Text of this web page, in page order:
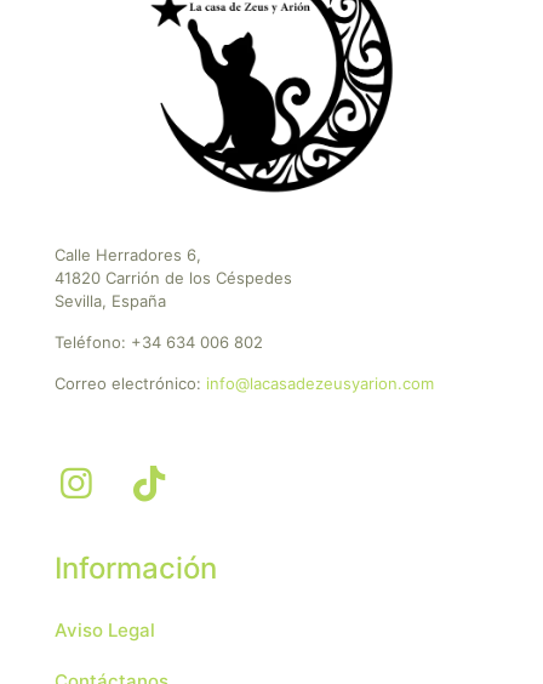
Calle Herradores 6,
41820 Carrión de los Céspedes
Sevilla, España
Teléfono: +34 634 006 802
Correo electrónico: info@lacasadezeusyarion.com
Información
Aviso Legal